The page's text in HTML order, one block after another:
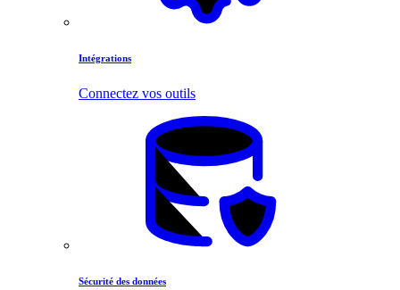
Intégrations
Connectez vos outils
Sécurité des données